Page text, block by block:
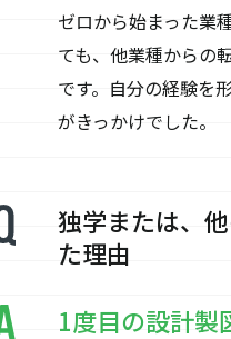
ゼロから始まった業
ても、他業種からの
です。自分の経験を
がきっかけでした。
独学または、
た理由
1度目の設計製